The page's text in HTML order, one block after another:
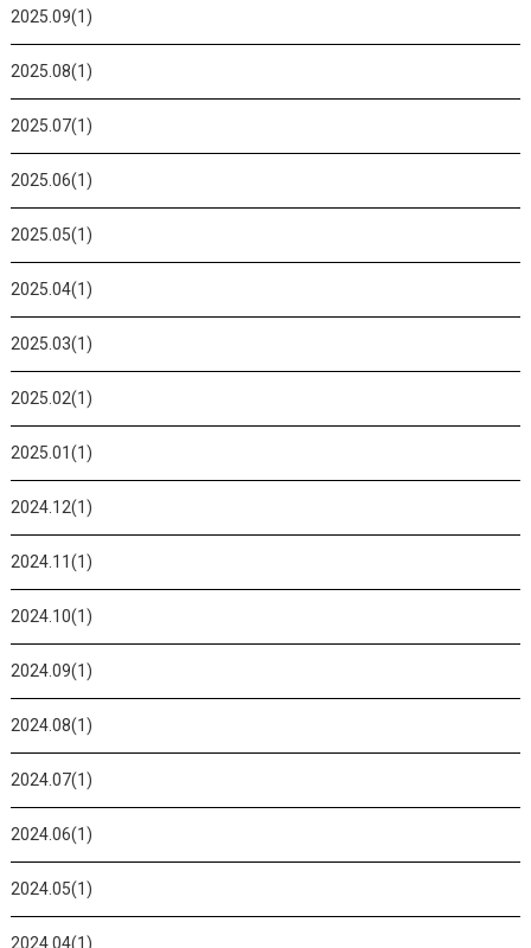
2025.09(1)
2025.08(1)
2025.07(1)
2025.06(1)
2025.05(1)
2025.04(1)
2025.03(1)
2025.02(1)
2025.01(1)
2024.12(1)
2024.11(1)
2024.10(1)
2024.09(1)
2024.08(1)
2024.07(1)
2024.06(1)
2024.05(1)
2024.04(1)